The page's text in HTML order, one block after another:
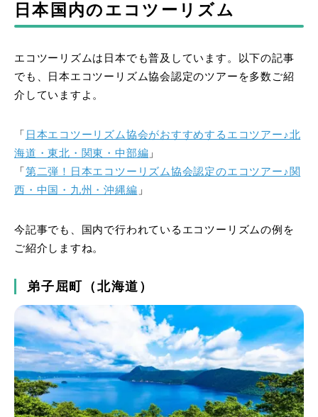
日本国内のエコツーリズム
エコツーリズムは日本でも普及しています。以下の記事
でも、日本エコツーリズム協会認定のツアーを多数ご紹
介していますよ。
「 日本エコツーリズム協会がおすすめするエコツアー♪北
海道・東北・関東・中部編 」
「 第二弾！日本エコツーリズム協会認定のエコツアー♪関
西・中国・九州・沖縄編 」
今記事でも、国内で行われているエコツーリズムの例を
ご紹介しますね。
弟子屈町（北海道）